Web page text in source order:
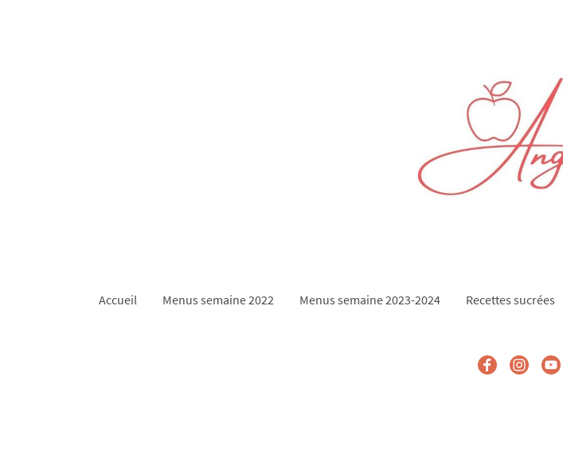
Accueil Menus semaine 2022 Menus semaine 2023-2024 Recettes sucrées